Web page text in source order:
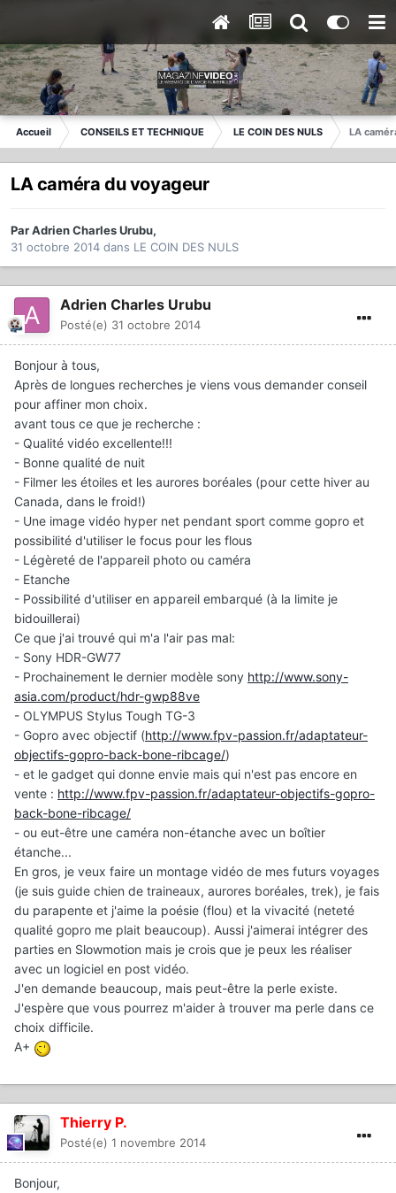
Accueil CONSEILS ET TECHNIQUE LE COIN DES NULS LA
LA caméra du voyageur
ParAdrien Charles Urubu,
31 octobre 2014 dans LE COIN DES NULS
Adrien Charles Urubu
Posté(e) 31 octobre 2014
Bonjour à tous,
Après de longues recherches je viens vous demander conseil
pour affiner mon choix.
avant tous ce que je recherche :
- Qualité vidéo excellente!!!
- Bonne qualité de nuit
- Filmer les étoiles et les aurores boréales (pour cette hiver au
Canada, dans le froid!)
- Une image vidéo hyper net pendant sport comme gopro et
possibilité d'utiliser le focus pour les flous
- Légèreté de l'appareil photo ou caméra
- Etanche
- Possibilité d'utiliser en appareil embarqué (à la limite je
bidouillerai)
Ce que j'ai trouvé qui m'a l'air pas mal:
- Sony HDR-GW77
- Prochainement le dernier modèle sony http://www.sony-
asia.com/product/hdr-gwp88ve
- OLYMPUS Stylus Tough TG-3
- Gopro avec objectif (http://www.fpv-passion.fr/adaptateur-
objectifs-gopro-back-bone-ribcage/)
- et le gadget qui donne envie mais qui n'est pas encore en
vente : http://www.fpv-passion.fr/adaptateur-objectifs-gopro-
back-bone-ribcage/
- ou eut-être une caméra non-étanche avec un boîtier
étanche...
En gros, je veux faire un montage vidéo de mes futurs voyages
(je suis guide chien de traineaux, aurores boréales, trek), je fais
du parapente et j'aime la poésie (flou) et la vivacité (neteté
qualité gopro me plait beaucoup). Aussi j'aimerai intégrer des
parties en Slowmotion mais je crois que je peux les réaliser
avec un logiciel en post vidéo.
J'en demande beaucoup, mais peut-être la perle existe.
J'espère que vous pourrez m'aider à trouver ma perle dans ce
choix difficile.
A+
Thierry P.
Posté(e) 1 novembre 2014
Bonjour,